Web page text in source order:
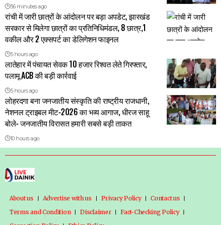
56 minutes ago
रांची में जारी छात्रों के आंदोलन पर बड़ा अपडेट, झारखंड
सरकार से मिलेगा छात्रों का प्रतिनिधिमंडल, 8 छात्र,1
वकील और 2 एक्सपर्ट का डेलिगेशन फाइनल
5 hours ago
लातेहार में पंचायत सेवक 10 हजार रिश्वत लेते गिरफ्तार,
पलामू ACB की बड़ी कार्रवाई
5 hours ago
लोहरदगा बना जनजातीय संस्कृति की राष्ट्रीय राजधानी,
नेशनल ट्राइबल मीट-2026 का भव्य आगाज, धीरज साहू
बोले- जनजातीय विरासत हमारी सबसे बड़ी ताकत
10 hours ago
About us Advertise with us Privacy Policy
Contact us
Terms and Condition
Disclaimer
Fact-Checking Policy